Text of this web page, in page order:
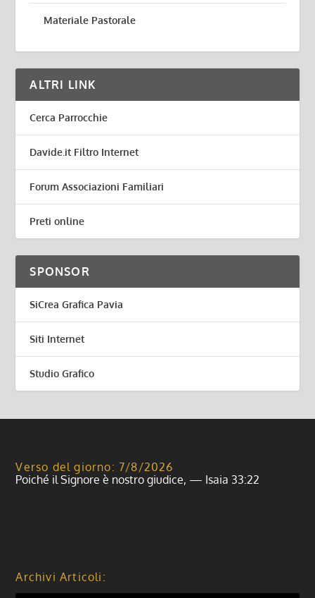
Materiale Pastorale
ALTRI LINK
Cerca Parrocchie
Davide.it Filtro Internet
Forum Associazioni Familiari
Preti online
SPONSOR
SiCrea Grafica Pavia
Siti Internet
Studio Grafico
Verso del giorno: 7/8/2026
Poiché il Signore è nostro giudice, — Isaia 33:22
Archivi Articoli: